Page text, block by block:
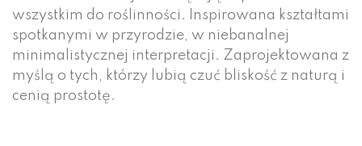
wszystkim do roślinności. Inspirowana kształtami
spotkanymi w przyrodzie, w niebanalnej
minimalistycznej interpretacji. Zaprojektowana z
myślą o tych, którzy lubią czuć bliskość z naturą i
cenią prostotę.